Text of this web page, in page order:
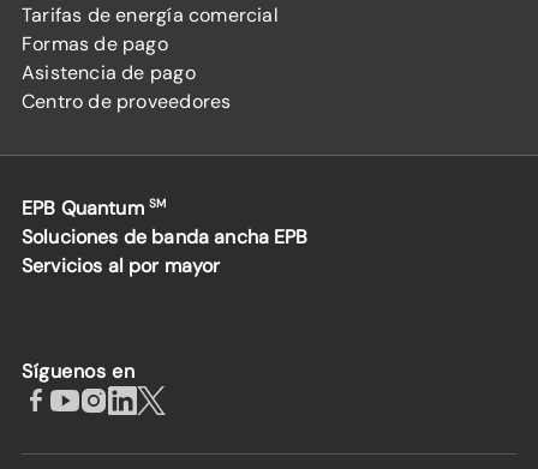
Tarifas de energía comercial
Formas de pago
Asistencia de pago
Centro de proveedores
EPB Quantum SM
Soluciones de banda ancha EPB
Servicios al por mayor
Síguenos en